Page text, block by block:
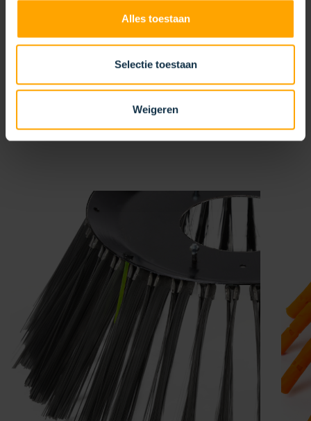
Alles toestaan
Selectie toestaan
Weigeren
Wij blijven werken aan oplossingen die hoogwaardige
Dankzij technische innovatie, lokale productie en onze ISO
14001- én ISO 9001-certificering bieden we een
toekomstbestendig assortiment veeg- en onkruidborstels
voor professionals die duurzame keuzes willen maken.